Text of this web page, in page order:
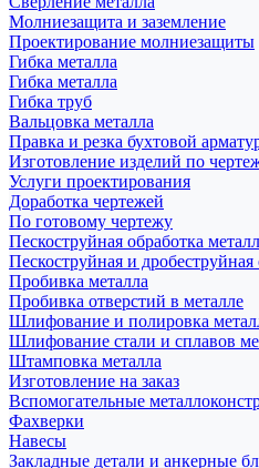
Молниезащита и заземление
Проектирование молниезащиты
Гибка металла
Гибка металла
Гибка труб
Вальцовка металла
Правка и резка бухтовой
Изготовление изделий по
Услуги проектирования
Доработка чертежей
По готовому чертежу
Пескоструйная обработка
Пескоструйная и дробеструйная
Пробивка металла
Пробивка отверстий в металле
Шлифование и полировка
Шлифование стали и сплавов
Штамповка металла
Изготовление на заказ
Вспомогательные
Фахверки
Навесы
Закладные детали и анкерные